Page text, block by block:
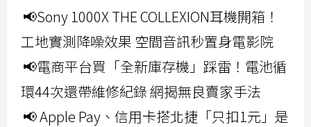
📢Sony 1000X THE COLLEXION耳機開箱！
工地實測降噪效果 空間音訊秒置身電影院
📢電商平台買「全新庫存機」踩雷！電池循
環44次還帶維修紀錄 網揭無良賣家手法
📢 Apple Pay、信用卡搭北捷「只扣1元」是